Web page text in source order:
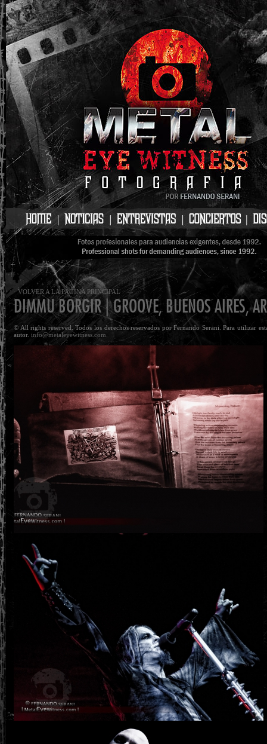
· VOLVER A LA PAGINA PRINCIPAL
DIMMU BORGIR | GROOVE, BUENOS AIRES,
© All rights reserved. Todos los derechos reservados por Fernando Serani. Para utilizar
autor. info@metaleyewitness.com.